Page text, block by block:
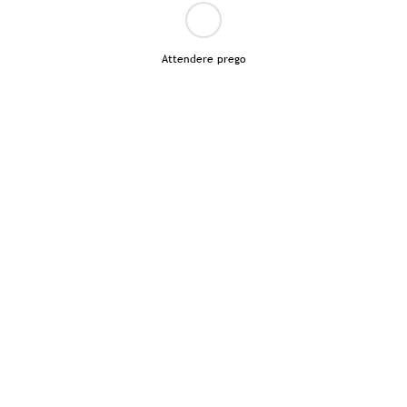
Attendere prego